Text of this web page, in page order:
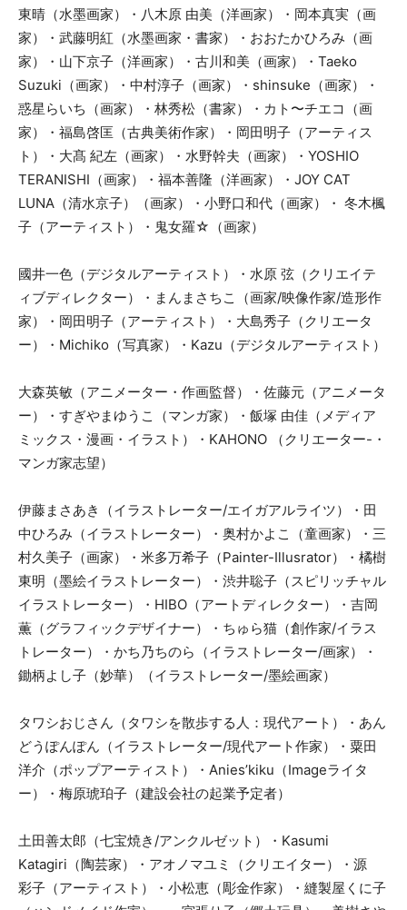
東晴（水墨画家）・八木原 由美（洋画家）・岡本真実（画
家）・武藤明紅（水墨画家・書家）・おおたかひろみ（画
家）・山下京子（洋画家）・古川和美（画家）・Taeko
Suzuki（画家）・中村淳子（画家）・shinsuke（画家）・
惑星らいち（画家）・林秀松（書家）・カト〜チエコ（画
家）・福島啓匡（古典美術作家）・岡田明子（アーティス
ト）・大髙 紀左（画家）・水野幹夫（画家）・YOSHIO
TERANISHI（画家）・福本善隆（洋画家）・JOY CAT
LUNA（清水京子）（画家）・小野口和代（画家）・ 冬木楓
子（アーティスト）・鬼女羅☆（画家）
國井一色（デジタルアーティスト）・水原 弦（クリエイテ
ィブディレクター）・まんまさちこ（画家/映像作家/造形作
家）・岡田明子（アーティスト）・大島秀子（クリエータ
ー）・Michiko（写真家）・Kazu（デジタルアーティスト）
大森英敏（アニメーター・作画監督）・佐藤元（アニメータ
ー）・すぎやまゆうこ（マンガ家）・飯塚 由佳（メディア
ミックス・漫画・イラスト）・KAHONO （クリエーター-・
マンガ家志望）
伊藤まさあき（イラストレーター/エイガアルライツ）・田
中ひろみ（イラストレーター）・奥村かよこ（童画家）・三
村久美子（画家）・米多万希子（Painter-Illusrator）・橘樹
東明（墨絵イラストレーター）・渋井聡子（スピリッチャル
イラストレーター）・HIBO（アートディレクター）・吉岡
薫（グラフィックデザイナー）・ちゅら猫（創作家/イラス
トレーター）・かち乃ちのら（イラストレーター/画家）・
鋤柄よし子（妙華）（イラストレーター/墨絵画家）
タワシおじさん（タワシを散歩する人：現代アート）・あん
どうぽんぽん（イラストレーター/現代アート作家）・粟田
洋介（ポップアーティスト）・Anies’kiku（Imageライタ
ー）・梅原琥珀子（建設会社の起業予定者）
土田善太郎（七宝焼き/アンクルゼット）・Kasumi
Katagiri（陶芸家）・アオノマユミ（クリエイター）・源
彩子（アーティスト）・小松恵（彫金作家）・縫製屋くに子